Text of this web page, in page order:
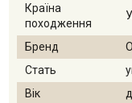
Країна
походження
Бренд
Стать
Вік